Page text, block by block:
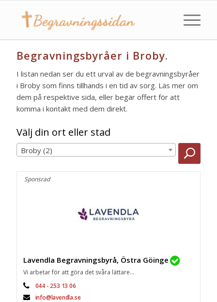
Begravningsbyråer i Broby.
I listan nedan ser du ett urval av de begravningsbyråer
i Broby som finns tillhands i en tid av sorg. Läs mer om
dem på respektive sida, eller begär offert för att
komma i kontakt med dem direkt.
Välj din ort eller stad
Broby (2)
Sponsrad
Lavendla Begravningsbyrå, Östra Göinge
Vi arbetar för att göra det svåra lättare...
044 - 253 13 06
info@lavendla.se